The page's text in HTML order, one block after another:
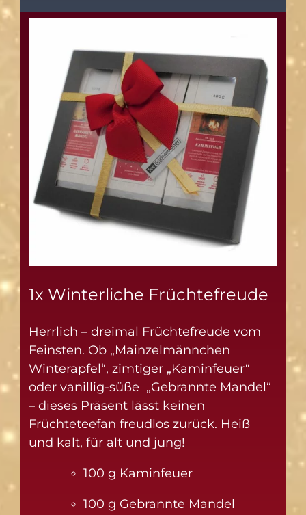
1x Winterliche Früchtefreude
Herrlich – dreimal Früchtefreude vom
Feinsten. Ob „Mainzelmännchen
Winterapfel“, zimtiger „Kaminfeuer“
oder vanillig-süße „Gebrannte Mandel“
– dieses Präsent lässt keinen
Früchteteefan freudlos zurück. Heiß
und kalt, für alt und jung!
100 g Kaminfeuer
100 g Gebrannte Mandel